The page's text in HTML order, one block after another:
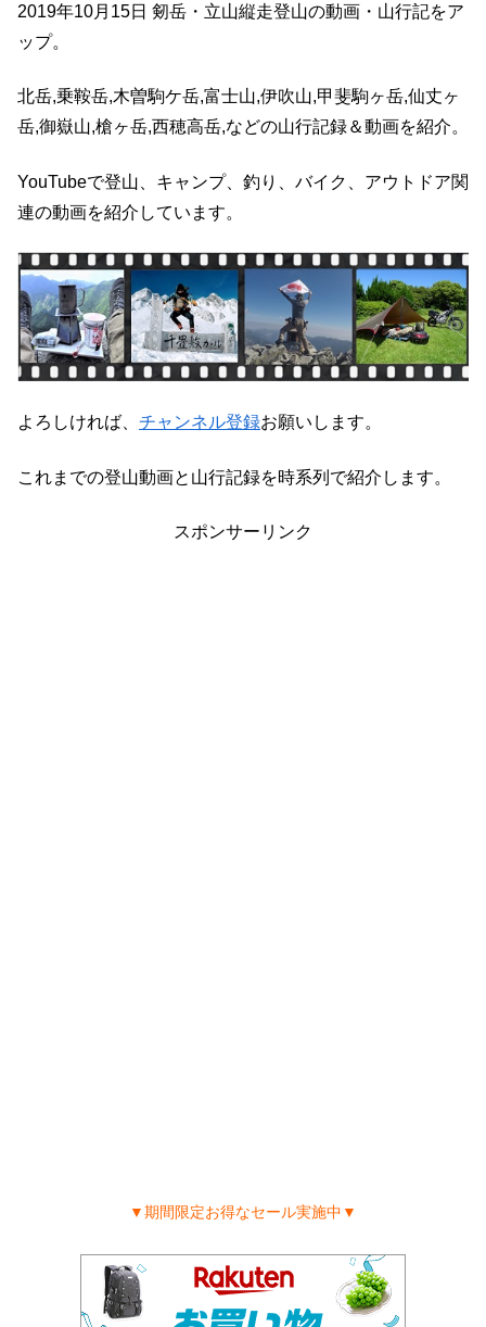
2019年10月15日 剱岳・立山縦走登山の動画・山行記をア
ップ。
北岳,乗鞍岳,木曽駒ケ岳,富士山,伊吹山,甲斐駒ヶ岳,仙丈ヶ
岳,御嶽山,槍ヶ岳,西穂高岳,などの山行記録＆動画を紹介。
YouTubeで登山、キャンプ、釣り、バイク、アウトドア関
連の動画を紹介しています。
よろしければ、 チャンネル登録お願いします。
これまでの登山動画と山行記録を時系列で紹介します。
スポンサーリンク
▼期間限定お得なセール実施中▼